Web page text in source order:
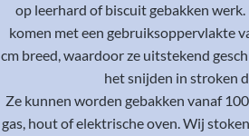
op leerhard of biscuit gebakken
komen met een gebruiksoppervlakte
cm breed, waardoor ze uitstekend
het snijden in stroken
Ze kunnen worden gebakken vanaf
gas, hout of elektrische oven. Wij